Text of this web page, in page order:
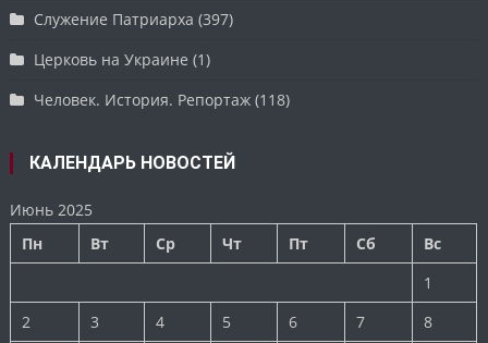
Служение Патриарха (397)
Церковь на Украине (1)
Человек. История. Репортаж (118)
КАЛЕНДАРЬ НОВОСТЕЙ
Июнь 2025
Пн
Вт Ср Чт Пт Сб
Вс
1
2
3 4 5 6 7 8